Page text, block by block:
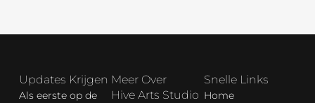
Meer Over
Hive Arts Studio
Snelle Links
Home
Updates Krijgen
Als eerste op de